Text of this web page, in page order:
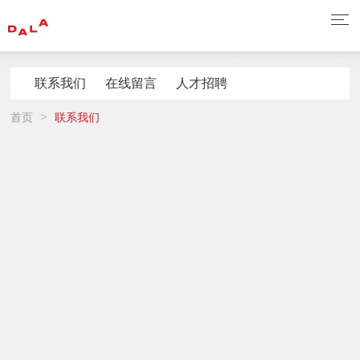
联系我们 在线留言 人才招聘
首页 > 联系我们